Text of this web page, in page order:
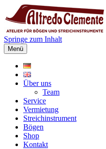
Springe zum Inhalt
Menü
Über uns
Team
Service
Vermietung
Streichinstrument
Bögen
Shop
Kontakt